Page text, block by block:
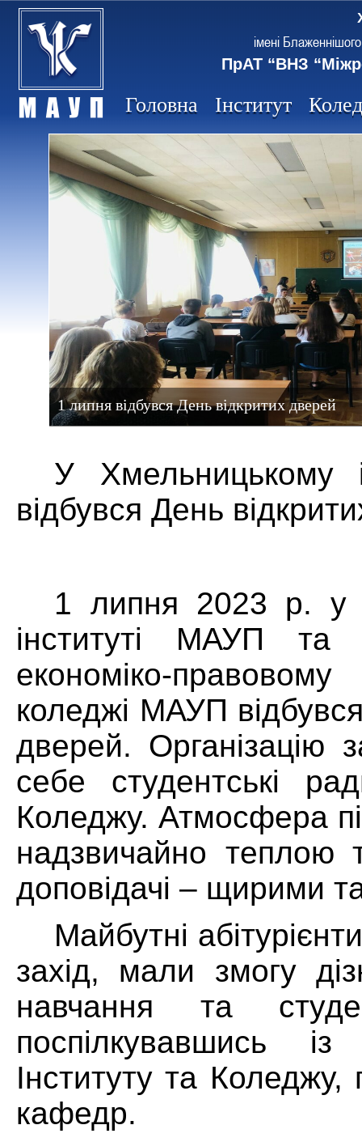
імені
ПрАТ “ВНЗ
Головна Інститут
1 липня відбувся День відкритих дверей
У Хмельницькому
відбувся День
1 липня 2023 р. у
інституті МАУП та
економіко-
коледжі МАУП
дверей. Організацію
себе студентські
Коледжу. Атмосфера
надзвичайно
доповідачі – щирими
Майбутні
захід, мали змогу
навчання та
поспілкувавшись із
Інституту та
кафедр.